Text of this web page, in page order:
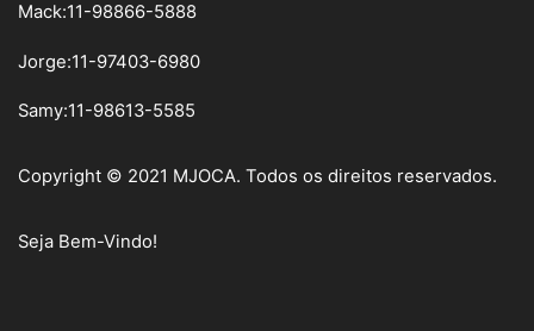
Mack:11-98866-5888
Jorge:11-97403-6980
Samy:11-98613-5585
Copyright © 2021 MJOCA. Todos os direitos reservados.
Seja Bem-Vindo!